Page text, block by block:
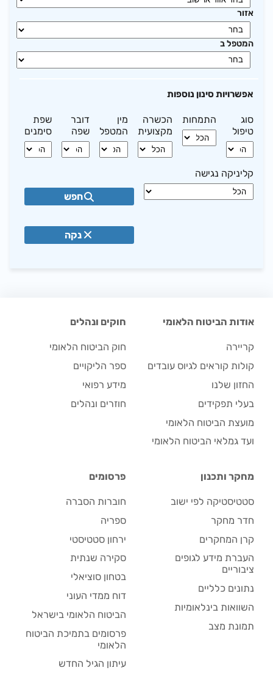
אזור
המטפל ב
אפשרויות סינון נוספות
סוג
טיפול
התמחות
הכשרה
מקצועית
מין
המטפל
דובר
שפה
שפת
סימנים
קליניקה נגישה
חפש
נקה
אודות הביטוח הלאומי
קריירה
קולות קוראים לגיוס עובדים
החזון שלנו
בעלי תפקידים
מועצת הביטוח הלאומי
ועד גמלאי הביטוח הלאומי
חוקים ונהלים
חוק הביטוח הלאומי
ספר הליקויים
מידע רפואי
חוזרים ונהלים
מחקר ותכנון
סטטיסטיקה לפי ישוב
חדר מחקר
קרן המחקרים
העברת מידע לגופים
ציבוריים
נתונים כלליים
השוואות בינלאומיות
תמונת מצב
פרסומים
חוברות הסברה
ספריה
ירחון סטטיסטי
סקירה שנתית
בטחון סוציאלי
דוח ממדי העוני
הביטוח הלאומי בישראל
פרסומים בתמיכת הביטוח
הלאומי
עיתון הגיל החדש